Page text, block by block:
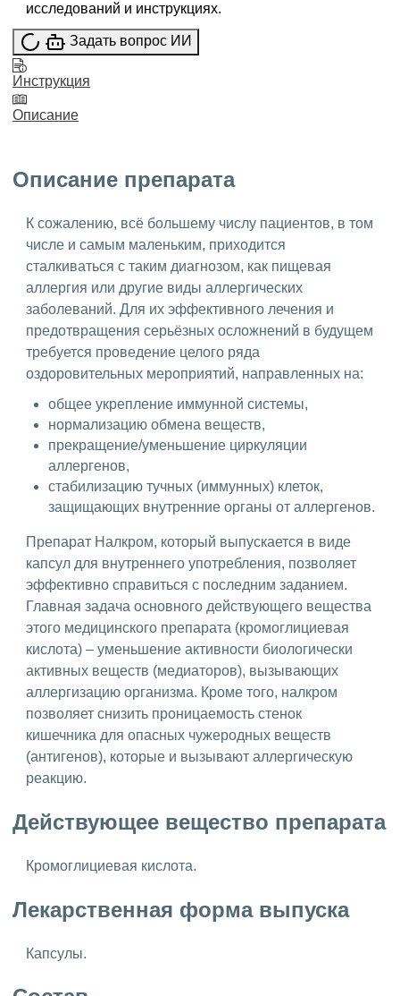
исследований и инструкциях.
Задать вопрос ИИ
Инструкция
Описание
Описание препарата
К сожалению, всё большему числу пациентов, в том
числе и самым маленьким, приходится
сталкиваться с таким диагнозом, как пищевая
аллергия или другие виды аллергических
заболеваний. Для их эффективного лечения и
предотвращения серьёзных осложнений в будущем
требуется проведение целого ряда
оздоровительных мероприятий, направленных на:
общее укрепление иммунной системы,
нормализацию обмена веществ,
прекращение/уменьшение циркуляции
аллергенов,
стабилизацию тучных (иммунных) клеток,
защищающих внутренние органы от аллергенов.
Препарат Налкром, который выпускается в виде
капсул для внутреннего употребления, позволяет
эффективно справиться с последним заданием.
Главная задача основного действующего вещества
этого медицинского препарата (кромоглициевая
кислота) – уменьшение активности биологически
активных веществ (медиаторов), вызывающих
аллергизацию организма. Кроме того, налкром
позволяет снизить проницаемость стенок
кишечника для опасных чужеродных веществ
(антигенов), которые и вызывают аллергическую
реакцию.
Действующее вещество препарата
Кромоглициевая кислота.
Лекарственная форма выпуска
Капсулы.